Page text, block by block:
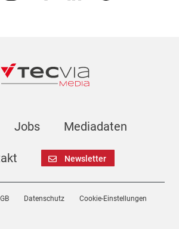
Jobs Mediadaten
Newsletter
Datenschutz Cookie-Einstellungen